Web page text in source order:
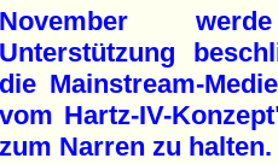
November
Unterstützung
die Mainstream-
vom Hartz-IV-
zum Narren zu halten.